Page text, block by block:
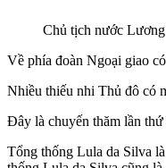
Chủ tịch nước
Về phía đoàn Ngoại giao
Nhiều thiếu nhi Thủ đô có
Đây là chuyến thăm lần
Tổng thống Lula da Silva